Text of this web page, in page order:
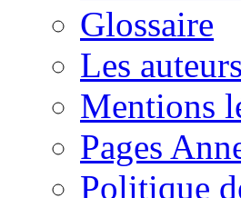
Glossaire
Les auteurs
Mentions
Pages
Politique